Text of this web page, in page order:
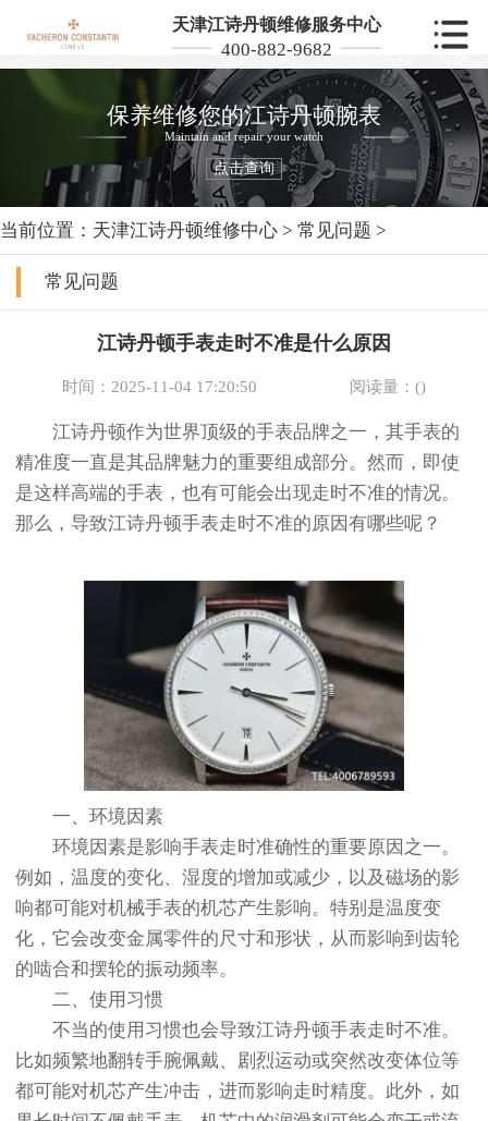
天津江诗丹顿维修服务中心
400-882-9682
保养维修您的江诗丹顿腕表
Maintain and repair your watch
点击查询
当前位置： 天津江诗丹顿维修中心 > 常见问题 >
常见问题
江诗丹顿手表走时不准是什么原因
时间：2025-11-04 17:20:50 阅读量：()
江诗丹顿作为世界顶级的手表品牌之一，其手表的
精准度一直是其品牌魅力的重要组成部分。然而，即使
是这样高端的手表，也有可能会出现走时不准的情况。
那么，导致江诗丹顿手表走时不准的原因有哪些呢？
一、环境因素
环境因素是影响手表走时准确性的重要原因之一。
例如，温度的变化、湿度的增加或减少，以及磁场的影
响都可能对机械手表的机芯产生影响。特别是温度变
化，它会改变金属零件的尺寸和形状，从而影响到齿轮
的啮合和摆轮的振动频率。
二、使用习惯
不当的使用习惯也会导致江诗丹顿手表走时不准。
比如频繁地翻转手腕佩戴、剧烈运动或突然改变体位等
都可能对机芯产生冲击，进而影响走时精度。此外，如